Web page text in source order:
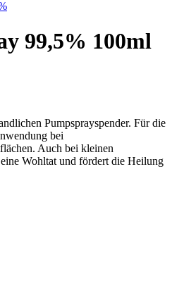
99,5% 100ml
Pumpsprayspender. Für die
bei
Auch bei kleinen
Wohltat und fördert die Heilung